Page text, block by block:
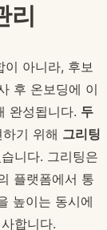
리
이 아니라, 후보
후 온보딩에 이
완성됩니다. 두
기 위해 그리팅
니다. 그리팅은
플랫폼에서 통
높이는 동시에
합니다.